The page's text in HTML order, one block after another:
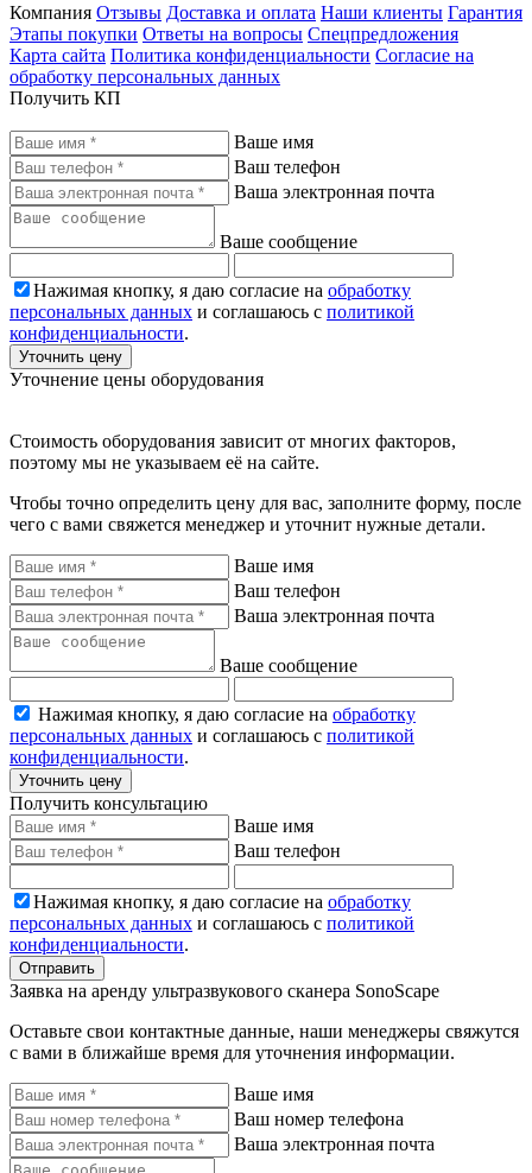
Компания Отзывы Доставка и оплата Наши клиенты Гарантия
Этапы покупки Ответы на вопросы Спецпредложения
Карта сайта Политика конфиденциальности Согласие на
обработку персональных данных
Получить КП
Ваше имя
Ваш телефон
Ваша электронная почта
Ваше сообщение
Нажимая кнопку, я даю согласие на обработку
персональных данных и соглашаюсь с политикой
конфиденциальности.
Уточнить цену
Уточнение цены оборудования
Стоимость оборудования зависит от многих факторов,
поэтому мы не указываем её на сайте.
Чтобы точно определить цену для вас, заполните форму, после
чего с вами свяжется менеджер и уточнит нужные детали.
Ваше имя
Ваш телефон
Ваша электронная почта
Ваше сообщение
Нажимая кнопку, я даю согласие на обработку
персональных данных и соглашаюсь с политикой
конфиденциальности.
Уточнить цену
Получить консультацию
Ваше имя
Ваш телефон
Нажимая кнопку, я даю согласие на обработку
персональных данных и соглашаюсь с политикой
конфиденциальности.
Отправить
Заявка на аренду ультразвукового сканера SonoScape
Оставьте свои контактные данные, наши менеджеры свяжутся
с вами в ближайше время для уточнения информации.
Ваше имя
Ваш номер телефона
Ваша электронная почта